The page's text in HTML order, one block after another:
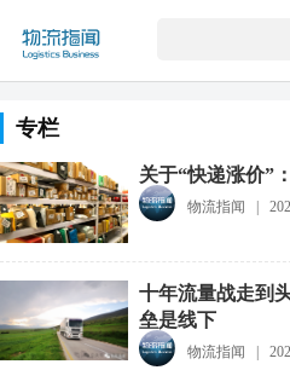
专栏
关于“快递涨价”
物流指闻
十年流量战走到
垒是线下
物流指闻 |